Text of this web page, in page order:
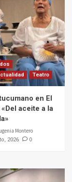
Teatro
en El
aceite a la
Montero
2026 0